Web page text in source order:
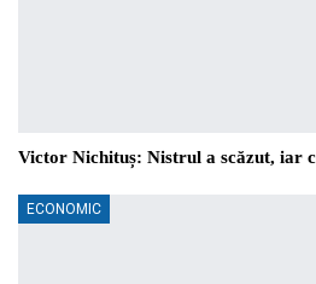
Victor Nichituș: Nistrul a scăzut, iar
ECONOMIC